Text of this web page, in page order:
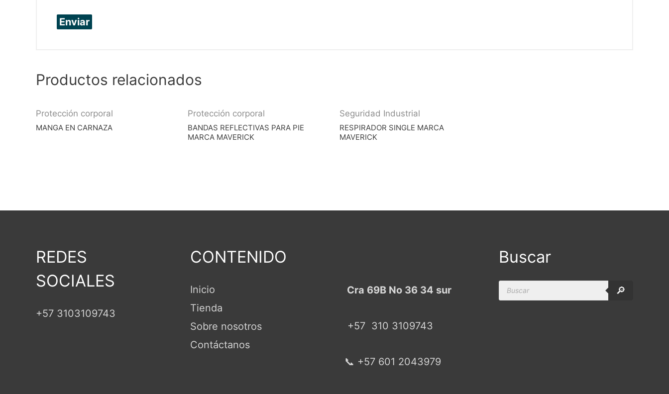
Productos relacionados
Protección corporal
MANGA EN CARNAZA
Protección corporal
BANDAS REFLECTIVAS PARA PIE
MARCA MAVERICK
Seguridad Industrial
RESPIRADOR SINGLE MARCA
MAVERICK
REDES
SOCIALES
+57 3103109743
CONTENIDO
Inicio
Tienda
Sobre nosotros
Contáctanos
Cra 69B No 36 34 sur
+57 310 3109743
📞 +57 601 2043979
Buscar
Products
search
🔎